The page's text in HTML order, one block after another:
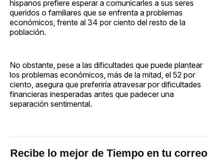
hispanos prefiere esperar a comunicarles a sus seres
queridos o familiares que se enfrenta a problemas
económicos, frente al 34 por ciento del resto de la
población.
No obstante, pese a las dificultades que puede plantear
los problemas económicos, más de la mitad, el 52 por
ciento, asegura que preferiría atravesar por dificultades
financieras inesperadas antes que padecer una
separación sentimental.
Recibe lo mejor de Tiempo en tu correo